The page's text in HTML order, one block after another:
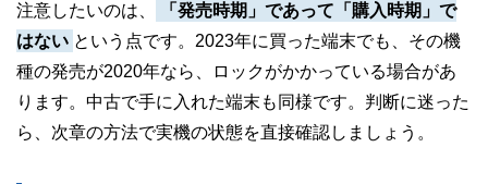
注意したいのは、
「発売時期」であって「購入時期」で
はない という点です。2023年に買った端末でも、その機
種の発売が2020年なら、ロックがかかっている場合があ
ります。中古で手に入れた端末も同様です。判断に迷った
ら、次章の方法で実機の状態を直接確認しましょう。